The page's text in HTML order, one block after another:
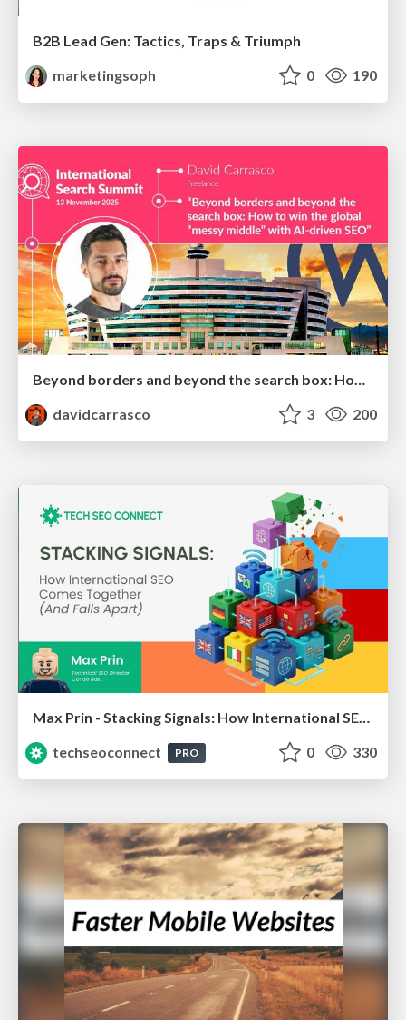
B2B Lead Gen: Tactics, Traps & Triumph
marketingsoph
0 190
Beyond borders and beyond the search box: How to win the global "messy middle" with AI-driven SEO
davidcarrasco
3 200
Max Prin - Stacking Signals: How International SEO Comes Together (And Falls Apart)
techseoconnect
PRO 0 330